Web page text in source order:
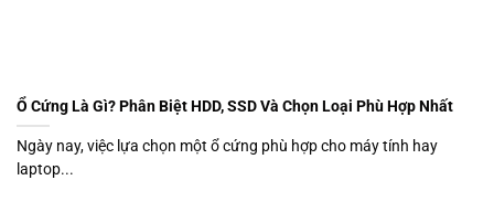
Ổ Cứng Là Gì? Phân Biệt HDD, SSD Và Chọn Loại Phù Hợp Nhất
Ngày nay, việc lựa chọn một ổ cứng phù hợp cho máy tính hay
laptop...